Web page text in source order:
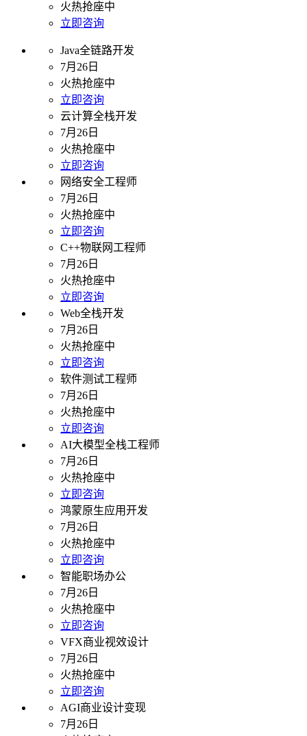
火热抢座中
立即咨询
Java全链路开发
7月26日
火热抢座中
立即咨询
云计算全栈开发
7月26日
火热抢座中
立即咨询
网络安全工程师
7月26日
火热抢座中
立即咨询
C++物联网工程师
7月26日
火热抢座中
立即咨询
Web全栈开发
7月26日
火热抢座中
立即咨询
软件测试工程师
7月26日
火热抢座中
立即咨询
AI大模型全栈工程师
7月26日
火热抢座中
立即咨询
鸿蒙原生应用开发
7月26日
火热抢座中
立即咨询
智能职场办公
7月26日
火热抢座中
立即咨询
VFX商业视效设计
7月26日
火热抢座中
立即咨询
AGI商业设计变现
7月26日